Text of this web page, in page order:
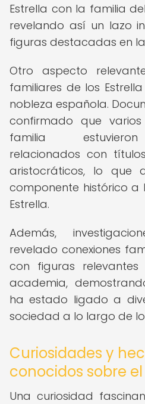
Estrella con la familia
revelando así un lazo
figuras destacadas en
Otro aspecto
familiares de los
nobleza española.
confirmado que
familia
relacionados con
aristocráticos, lo que
componente histórico
Estrella.
Además,
revelado conexiones
con figuras
academia,
ha estado ligado a
sociedad a lo largo de
Curiosidades y
conocidos sobre
Una curiosidad